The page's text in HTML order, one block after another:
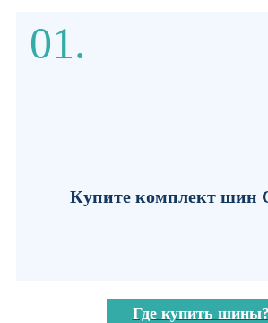
01.
Купите комплект шин
Где купить шины?